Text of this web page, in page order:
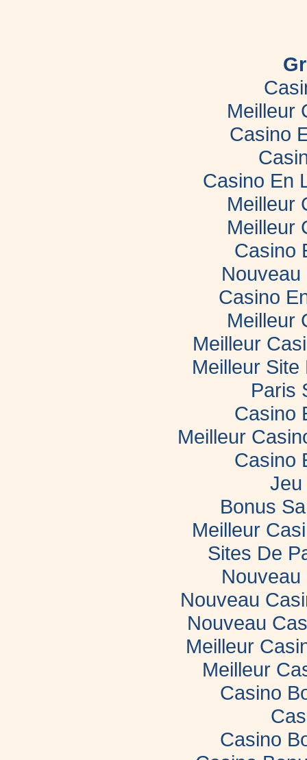
Meilleur
Casino
Casino En
Meilleur
Meilleur
Casino
Casino
Meilleur
Meilleur
Meilleur
Paris
Casino
Meilleur
Casino
Jeu
Bonus
Meilleur
Sites De
Nouveau
Nouveau
Meilleur
Meilleur
Casino
Casino